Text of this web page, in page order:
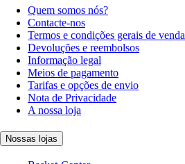
Quem somos nós?
Contacte-nos
Termos e condições gerais de venda
Devoluções e reembolsos
Informação legal
Meios de pagamento
Tarifas e opções de envio
Nota de Privacidade
A nossa loja
Nossas lojas